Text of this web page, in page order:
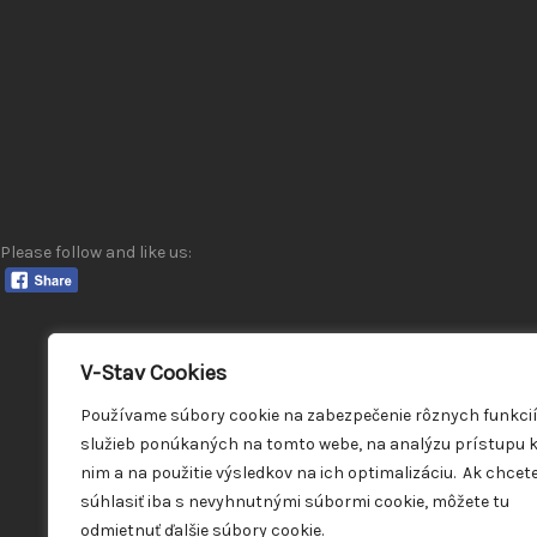
V-Stav Cookies
Používame súbory cookie na zabezpečenie rôznych funkcií
služieb ponúkaných na tomto webe, na analýzu prístupu k
nim a na použitie výsledkov na ich optimalizáciu. Ak
súhlasiť iba s nevyhnutnými súbormi cookie, môžete tu
odmietnuť ďalšie súbory cookie.
Please follow and like us: